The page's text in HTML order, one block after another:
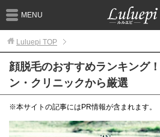
MENU
Luluepi TOP
顔脱毛のおすすめランキング
ン・クリニックから厳選
※本サイトの記事にはPR情報が含まれます。